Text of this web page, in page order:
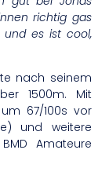
richtig gas
es ist cool,
nach seinem
1500m. Mit
67/100s vor
und weitere
Amateure